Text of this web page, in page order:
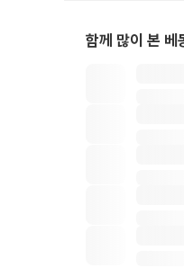
함께 많이 본 베